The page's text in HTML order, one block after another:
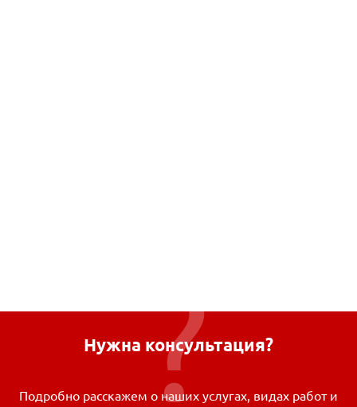
Нужна консультация?
Подробно расскажем о наших услугах, видах работ и